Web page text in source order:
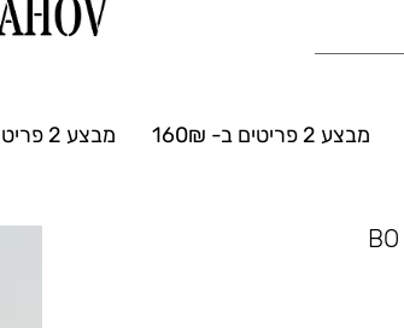
מבצע 2 פריטים ב- 160₪ מבצע 2 פריטים ב- 100₪